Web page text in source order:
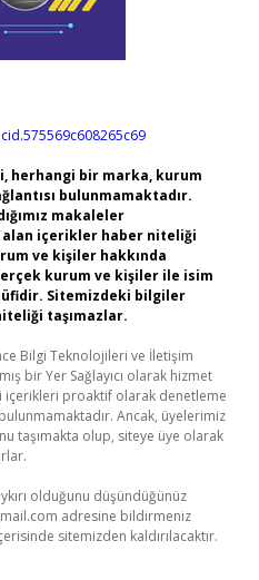
herhangi bir marka, kurum
bulunmamaktadır.
makaleler
alan içerikler haber niteliği
ve kişiler hakkında
kurum ve kişiler ile isim
Sitemizdeki bilgiler
taşımazlar.
Bilgi Teknolojileri ve İletişim
bir Yer Sağlayıcı olarak hizmet
içerikleri proaktif olarak denetleme
Ancak, üyelerimiz
taşımakta olup, siteye üye olarak
olduğunu düşündüğünüz
adresine bildirmeniz
sitemizden kaldırılacaktır.